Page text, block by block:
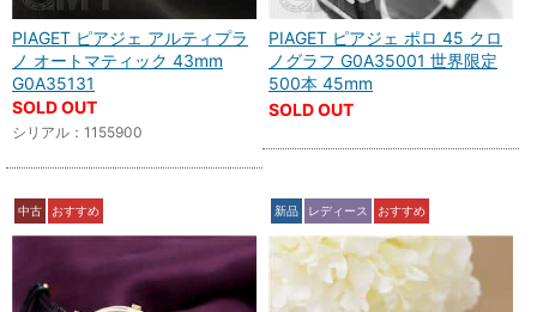
PIAGET ピアジェ アルティプラ
ノ オートマティック 43mm
G0A35131
SOLD OUT
シリアル：1155900
PIAGET ピアジェ ポロ 45 クロ
ノグラフ G0A35001 世界限定
500本 45mm
SOLD OUT
中古 おすすめ 新品 レディース おすすめ